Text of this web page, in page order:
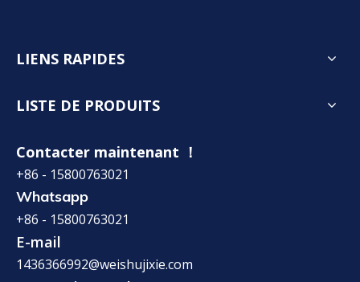
LIENS RAPIDES
LISTE DE PRODUITS
Contacter maintenant ！
+86 - 15800763021
Whatsapp
+86 - 15800763021
E-mail
1436366992@weishujixie.com